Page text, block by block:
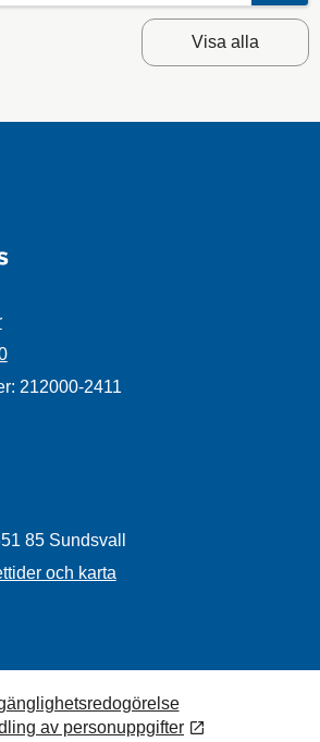
Visa alla
212000-2411
85 Sundsvall
och karta
av personuppgifter